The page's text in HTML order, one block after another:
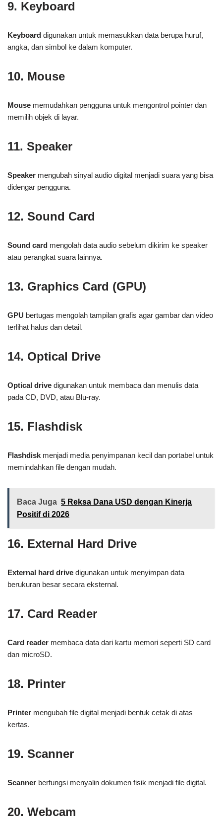
9. Keyboard
Keyboard digunakan untuk memasukkan data berupa huruf,
angka, dan simbol ke dalam komputer.
10. Mouse
Mouse memudahkan pengguna untuk mengontrol pointer dan
memilih objek di layar.
11. Speaker
Speaker mengubah sinyal audio digital menjadi suara yang bisa
didengar pengguna.
12. Sound Card
Sound card mengolah data audio sebelum dikirim ke speaker
atau perangkat suara lainnya.
13. Graphics Card (GPU)
GPU bertugas mengolah tampilan grafis agar gambar dan video
terlihat halus dan detail.
14. Optical Drive
Optical drive digunakan untuk membaca dan menulis data
pada CD, DVD, atau Blu-ray.
15. Flashdisk
Flashdisk menjadi media penyimpanan kecil dan portabel untuk
memindahkan file dengan mudah.
Baca Juga 5 Reksa Dana USD dengan Kinerja
Positif di 2026
16. External Hard Drive
External hard drive digunakan untuk menyimpan data
berukuran besar secara eksternal.
17. Card Reader
Card reader membaca data dari kartu memori seperti SD card
dan microSD.
18. Printer
Printer mengubah file digital menjadi bentuk cetak di atas
kertas.
19. Scanner
Scanner berfungsi menyalin dokumen fisik menjadi file digital.
20. Webcam